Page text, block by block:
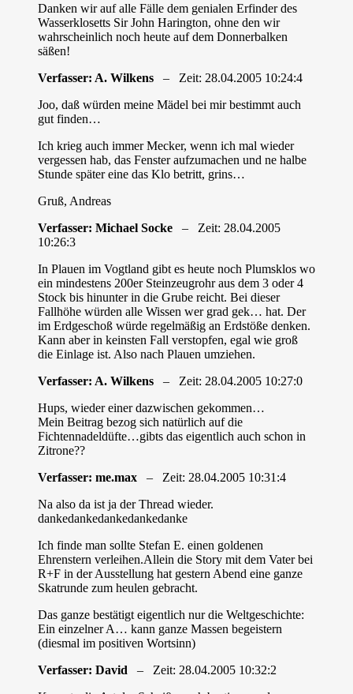
Danken wir auf alle Fälle dem genialen Erfinder des
Wasserklosetts Sir John Harington, ohne den wir
wahrscheinlich noch heute auf dem Donnerbalken
säßen!
Verfasser: A. Wilkens – Zeit: 28.04.2005 10:24:4
Joo, daß würden meine Mädel bei mir bestimmt auch
gut finden…
Ich krieg auch immer Mecker, wenn ich mal wieder
vergessen hab, das Fenster aufzumachen und ne halbe
Stunde später eine das Klo betritt, grins…
Gruß, Andreas
Verfasser: Michael Socke – Zeit: 28.04.2005
10:26:3
In Plauen im Vogtland gibt es heute noch Plumsklos wo
ein mindestens 200er Steinzeugrohr aus dem 3 oder 4
Stock bis hinunter in die Grube reicht. Bei dieser
Fallhöhe würden alle Wissen wer grad gek… hat. Der
im Erdgeschoß würde regelmäßig an Erdstöße denken.
Kann aber in keinsten Fall verstopfen, egal wie groß
die Einlage ist. Also nach Plauen umziehen.
Verfasser: A. Wilkens – Zeit: 28.04.2005 10:27:0
Hups, wieder einer dazwischen gekommen…
Mein Beitrag bezog sich natürlich auf die
Fichtennadeldüfte…gibts das eigentlich auch schon in
Zitrone??
Verfasser: me.max – Zeit: 28.04.2005 10:31:4
Na also da ist ja der Thread wieder.
dankedankedankedankedanke
Ich finde man sollte Stefan E. einen goldenen
Ehrenstern verleihen.Allein die Story mit dem Vater bei
R+F in der Ausstellung hat gestern Abend eine ganze
Skatrunde zum heulen gebracht.
Das ganze bestätigt eigentlich nur die Weltgeschichte:
Ein einzelner A… kann ganze Massen begeistern
(diesmal im positiven Wortsinn)
Verfasser: David – Zeit: 28.04.2005 10:32:2